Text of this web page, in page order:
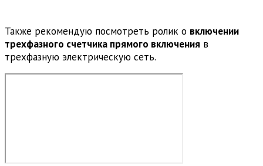
Также рекомендую посмотреть ролик о включении
трехфазного счетчика прямого включения в
трехфазную электрическую сеть.